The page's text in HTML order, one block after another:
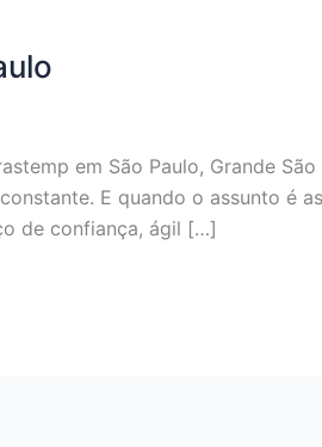
em São Paulo, Grande
E quando o assunto é
de confiança, ágil […]